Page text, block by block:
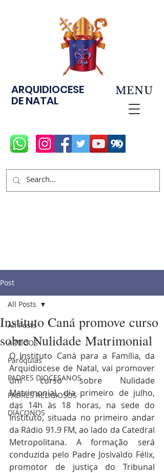
ARQUIDIOCESE
DE NATAL
MENU
Post
All Posts
ARTIGOS
Paróquias
PADRES DIOCESANOS
PADRES RELIGIOSOS
DIÁCONOS
All Posts
Instituto Caná promove curso
sobre Nulidade Matrimonial
O Instituto Caná para a Família, da
Arquidiocese de Natal, vai promover
um curso sobre Nulidade
Matrimonial, dia primeiro de julho,
das 14h às 18 horas, na sede do
Instituto, situada no primeiro andar
da Rádio 91.9 FM, ao lado da Catedral
Metropolitana. A formação será
conduzida pelo Padre Josivaldo Félix,
promotor de justiça do Tribunal